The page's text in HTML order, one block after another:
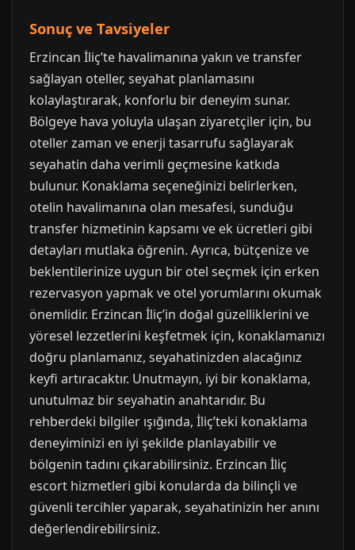
Sonuç ve Tavsiyeler
Erzincan İliç’te havalimanına yakın ve transfer
sağlayan oteller, seyahat planlamasını
kolaylaştırarak, konforlu bir deneyim sunar.
Bölgeye hava yoluyla ulaşan ziyaretçiler için, bu
oteller zaman ve enerji tasarrufu sağlayarak
seyahatin daha verimli geçmesine katkıda
bulunur. Konaklama seçeneğinizi belirlerken,
otelin havalimanına olan mesafesi, sunduğu
transfer hizmetinin kapsamı ve ek ücretleri gibi
detayları mutlaka öğrenin. Ayrıca, bütçenize ve
beklentilerinize uygun bir otel seçmek için erken
rezervasyon yapmak ve otel yorumlarını okumak
önemlidir. Erzincan İliç’in doğal güzelliklerini ve
yöresel lezzetlerini keşfetmek için, konaklamanızı
doğru planlamanız, seyahatinizden alacağınız
keyfi artıracaktır. Unutmayın, iyi bir konaklama,
unutulmaz bir seyahatin anahtarıdır. Bu
rehberdeki bilgiler ışığında, İliç’teki konaklama
deneyiminizi en iyi şekilde planlayabilir ve
bölgenin tadını çıkarabilirsiniz. Erzincan İliç
escort hizmetleri gibi konularda da bilinçli ve
güvenli tercihler yaparak, seyahatinizin her anını
değerlendirebilirsiniz.